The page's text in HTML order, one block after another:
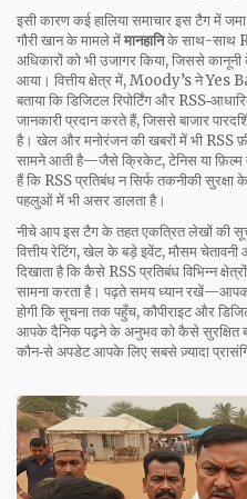
इसी कारण कई हालिया समाचार इस टैग में
गौरी खान के मामले मेंमानहानिके साथ-साथ
अधिकारों को भी उजागर किया, जिससे
आया। वित्तीय क्षेत्र में, Moody’s ने Yes
बताया कि डिजिटल रिपोर्टिंग और
जानकारी प्रदान करते हैं, जिससेबाजार
है। खेल और मनोरंजन की खबरों में भी RSS
सामने आती है—जैसे क्रिकेट, टेनिस या
हैं कि RSS प्रतिबंध न सिर्फ तकनीकी सुरक्षा
पहलुओं में भी असर डालता है।
नीचे आप इस टैग के तहत एकत्रित लेखों की
वित्तीय रेटिंग, खेल के बड़े इवेंट, मौसम
दिखाता है कि कैसे RSS प्रतिबंध विभिन्न
सामना करता है। पढ़ते समय ध्यान
होगी कि सूचना तक पहुँच, कौपीराइट और
आपके दैनिक पढ़ने के अनुभव को कैसे सुरक्षित
कौन‑से अपडेट आपके लिए सबसे ज़्यादा